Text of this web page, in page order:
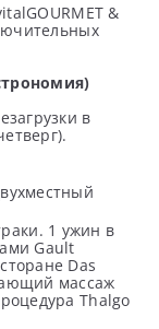
&
в
1 ужин в
Gault
Das
массаж
Thalgo